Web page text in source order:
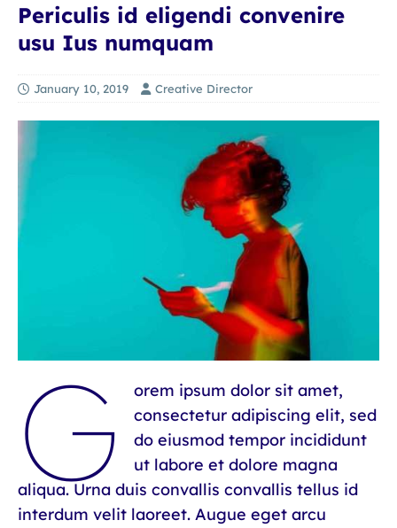
Periculis id eligendi convenire
usu Ius numquam
January 10, 2019 Creative Director
G
orem ipsum dolor sit amet,
consectetur adipiscing elit, sed
do eiusmod tempor incididunt
ut labore et dolore magna
aliqua. Urna duis convallis convallis tellus id
interdum velit laoreet. Augue eget arcu